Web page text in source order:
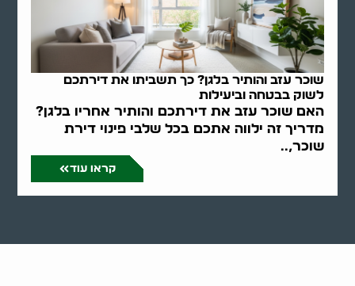
שוכר עזב והותיר בלגן? כך תשביתו את דירתכם
לשוק בבטחה וביעילות
האם שוכר עזב את דירתכם והותיר אחריו בלגן?
מדריך זה ילווה אתכם בכל שלבי פינוי דירת
שוכר,..
קראו עוד